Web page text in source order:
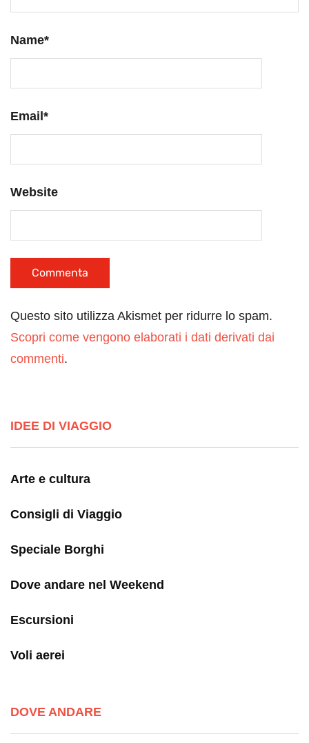
Name*
Email*
Website
Questo sito utilizza Akismet per ridurre lo spam.
Scopri come vengono elaborati i dati derivati dai
commenti.
IDEE DI VIAGGIO
Arte e cultura
Consigli di Viaggio
Speciale Borghi
Dove andare nel Weekend
Escursioni
Voli aerei
DOVE ANDARE